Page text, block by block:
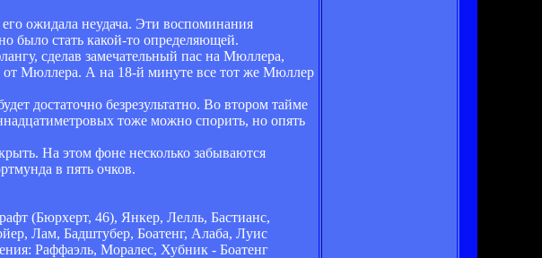
ожидала неудача. Эти воспоминания
было стать какой-то определяющей.
сделав замечательный пас на Мюллера,
от Мюллера. А на 18-й минуте все тот же Мюллер
достаточно безрезультатно. Во втором тайме
тоже можно спорить, но опять
На этом фоне несколько забываются
в пять очков.
(Бюрхерт, 46), Янкер, Лелль, Бастианс,
Лам, Бадштубер, Боатенг, Алаба, Луис
Раффаэль, Моралес, Хубник - Боатенг